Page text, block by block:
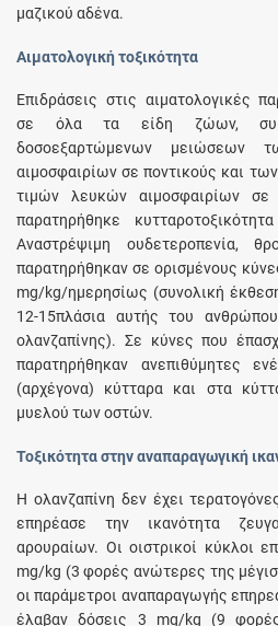
μαζικού αδένα.
Αιματολογική τοξικότητα
Επιδράσεις στις αιματολογικές
σε όλα τα είδη ζώων,
δοσοεξαρτώμενων μειώσεων
αιμοσφαιρίων σε ποντικούς και
τιμών λευκών αιμοσφαιρίων σε
παρατηρήθηκε
Αναστρέψιμη ουδετεροπενία,
παρατηρήθηκαν σε ορισμένους
mg/kg/ημερησίως (συνολική
12-15πλάσια αυτής του
ολανζαπίνης). Σε κύνες που
παρατηρήθηκαν ανεπιθύμητες
(αρχέγονα) κύτταρα και στα
μυελού των οστών.
Τοξικότητα στην αναπαραγωγική
H ολανζαπίνη δεν έχει
επηρέασε την ικανότητα
αρουραίων. Οι οιστρικοί κύκλοι
mg/kg (3 φορές ανώτερες της
οι παράμετροι αναπαραγωγής
έλαβαν δόσεις 3 mg/kg (9